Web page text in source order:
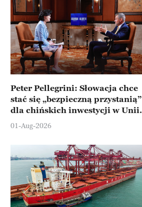
Peter Pellegrini: Słowacja chce
stać się „bezpieczną przystanią”
dla chińskich inwestycji w Unii
Europejskiej
01-Aug-2026